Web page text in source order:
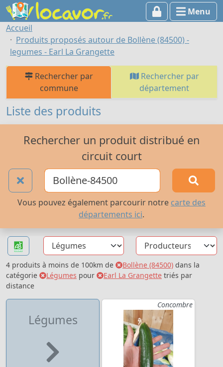
Menu
Accueil
Produits proposés autour de Bollène (84500) -
legumes - Earl La Grangette
Rechercher par
commune
Rechercher par
département
Liste des produits
Rechercher un produit distribué en
circuit court
Vous pouvez également parcourir notre carte des
départements ici.
4 produits à moins de 100km de Bollène (84500) dans la
catégorie
Légumes pour Earl La Grangette triés par
distance
Légumes
Concombre